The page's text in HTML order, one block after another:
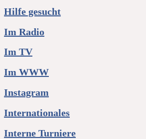
Hilfe gesucht
Im Radio
Im TV
Im WWW
Instagram
Internationales
Interne Turniere